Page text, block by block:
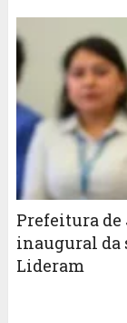
Prefeitura de
inaugural da
Lideram